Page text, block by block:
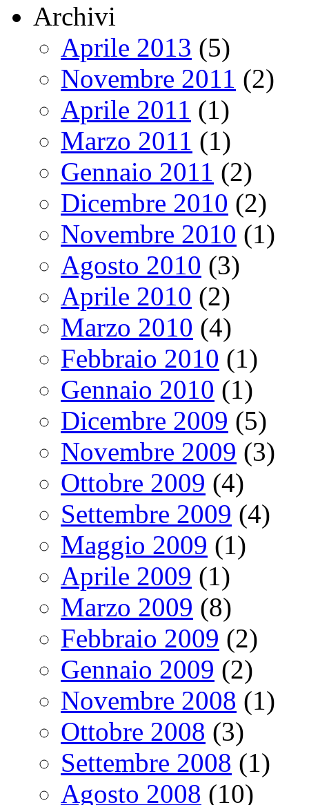
Archivi
Aprile 2013 (5)
Novembre 2011 (2)
Aprile 2011 (1)
Marzo 2011 (1)
Gennaio 2011 (2)
Dicembre 2010 (2)
Novembre 2010 (1)
Agosto 2010 (3)
Aprile 2010 (2)
Marzo 2010 (4)
Febbraio 2010 (1)
Gennaio 2010 (1)
Dicembre 2009 (5)
Novembre 2009 (3)
Ottobre 2009 (4)
Settembre 2009 (4)
Maggio 2009 (1)
Aprile 2009 (1)
Marzo 2009 (8)
Febbraio 2009 (2)
Gennaio 2009 (2)
Novembre 2008 (1)
Ottobre 2008 (3)
Settembre 2008 (1)
Agosto 2008 (10)